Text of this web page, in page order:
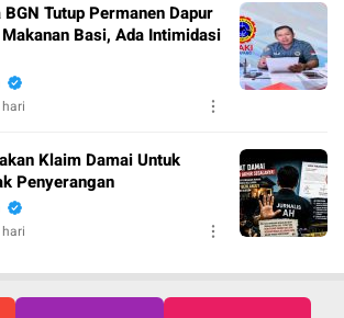
Tutup Permanen Dapur
Basi, Ada Intimidasi
Klaim Damai Untuk
Penyerangan